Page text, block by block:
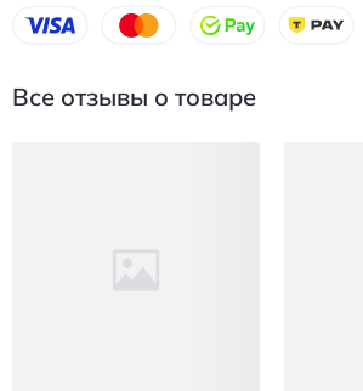
материалами для бодрого и приятного
утро.
Все отзывы о товаре